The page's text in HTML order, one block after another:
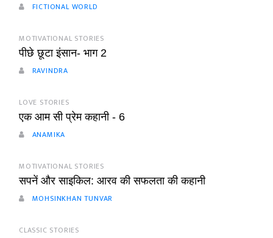
FICTIONAL WORLD
MOTIVATIONAL STORIES
पीछे छूटा इंसान- भाग 2
RAVINDRA
LOVE STORIES
एक आम सी प्रेम कहानी - 6
ANAMIKA
MOTIVATIONAL STORIES
सपनें और साइकिल: आरव की सफलता की कहानी
MOHSINKHAN TUNVAR
CLASSIC STORIES